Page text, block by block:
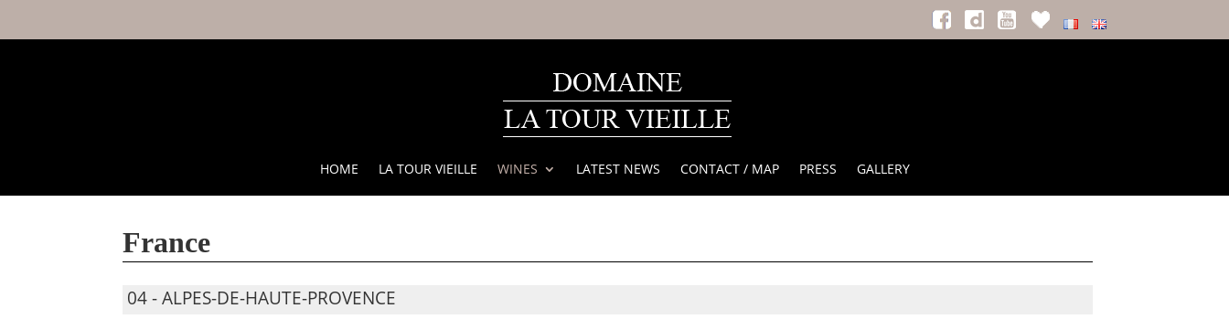
HOME LA TOUR VIEILLE WINES LATEST NEWS CONTACT / MAP PRESS GALLERY
France
04 - ALPES-DE-HAUTE-PROVENCE